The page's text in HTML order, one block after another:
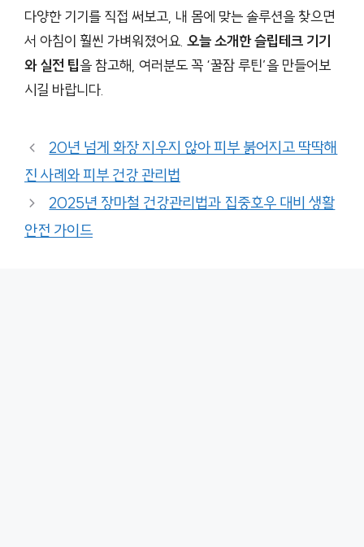
다양한 기기를 직접 써보고, 내 몸에 맞는 솔루션을 찾으면
서 아침이 훨씬 가벼워졌어요. 오늘 소개한 슬립테크 기기
와 실전 팁을 참고해, 여러분도 꼭 ‘꿀잠 루틴’을 만들어보
시길 바랍니다.
20년 넘게 화장 지우지 않아 피부 붉어지고 딱딱해
진 사례와 피부 건강 관리법
2025년 장마철 건강관리법과 집중호우 대비 생활
안전 가이드